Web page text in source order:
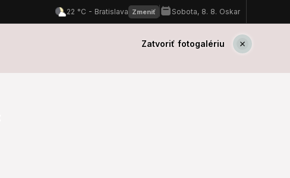
Zatvoriť fotogalériu